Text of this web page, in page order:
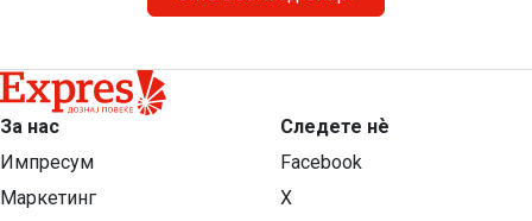
За нас
Импресум
Маркетинг
Следете нѐ
Facebook
X